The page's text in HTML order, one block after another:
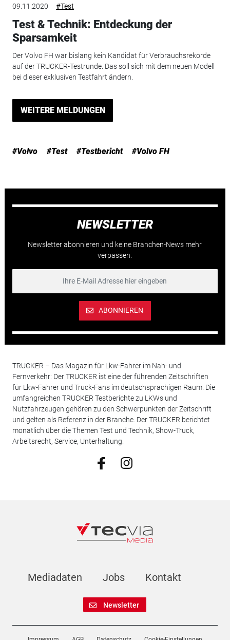
09.11.2020 #Test
Test & Technik: Entdeckung der
Sparsamkeit
Der Volvo FH war bislang kein Kandidat für Verbrauchsrekorde
auf der TRUCKER-Test­runde. Das soll sich mit dem neuen Modell
bei dieser exklusiven Testfahrt ändern.
WEITERE MELDUNGEN
#Volvo #Test #Testbericht #Volvo FH
NEWSLETTER
Newsletter abonnieren und keine Branchen-News mehr
verpassen.
ABONNIEREN
TRUCKER – Das Magazin für Lkw-Fahrer im Nah- und
Fernverkehr: Der TRUCKER ist eine der führenden Zeitschriften
für Lkw-Fahrer und Truck-Fans im deutschsprachigen Raum. Die
umfangreichen TRUCKER Testberichte zu LKWs und
Nutzfahrzeugen gehören zu den Schwerpunkten der Zeitschrift
und gelten als Referenz in der Branche. Der TRUCKER berichtet
monatlich über die Themen Test und Technik, Show-Truck,
Arbeitsrecht, Service, Unterhaltung.
Mediadaten Jobs Kontakt
Newsletter